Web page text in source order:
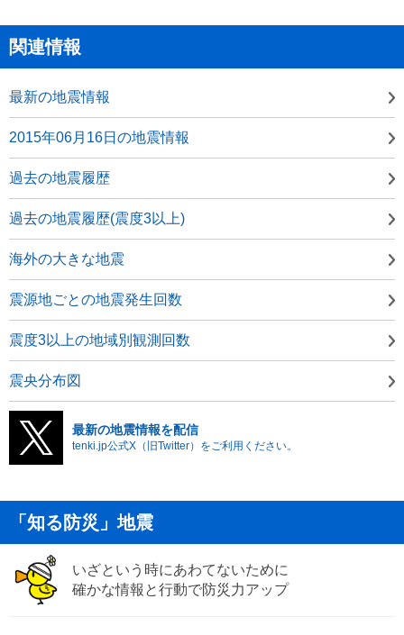
関連情報
最新の地震情報
2015年06月16日の地震情報
過去の地震履歴
過去の地震履歴(震度3以上)
海外の大きな地震
震源地ごとの地震発生回数
震度3以上の地域別観測回数
震央分布図
最新の地震情報を配信
tenki.jp公式X（旧Twitter）をご利用ください。
「知る防災」地震
いざという時にあわてないために
確かな情報と行動で防災力アップ